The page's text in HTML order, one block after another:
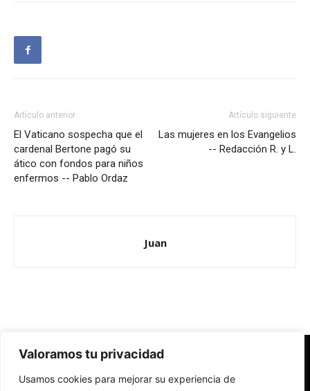
Valoramos tu privacidad
Usamos cookies para mejorar su experiencia de
Artículo anterior
El Vaticano sospecha que el
cardenal Bertone pagó su
ático con fondos para niños
enfermos -- Pablo Ordaz
Artículo siguiente
Las mujeres en los Evangelios
-- Redacción R. y L.
Juan
Redes Cristianas
Una mirada alternativa sobre la Iglesia católica y la sociedad